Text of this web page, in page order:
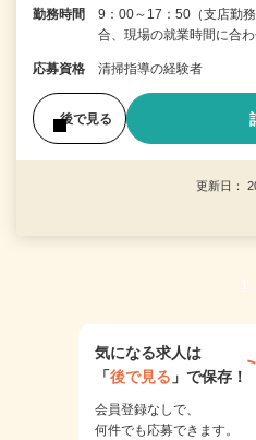
勤務時間
9：00～17：50（支店勤
合、現場の就業時間に合
応募資格 清掃指導の経験者
後で見る
更新日：
1
気になる求人は
「後で見る 」で保存！
会員登録なしで、
何件でも応募できます。